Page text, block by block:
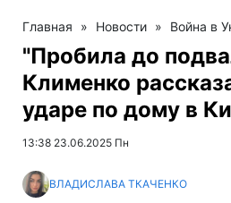
Главная » Новости » Война в
"Пробила до
Клименко
ударе по дому в
13:38 23.06.2025 Пн
ВЛАДИСЛАВА ТКАЧЕНКО